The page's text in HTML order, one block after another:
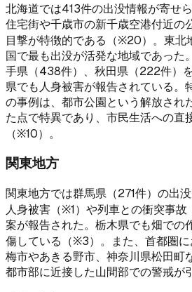
北海道では413件の出没情報が寄せ
住宅街や千歳市の新千歳空港付近の
目撃が特徴的である（※20）。東北
国で最も出没が活発な地域であっ
手県（438件）、秋田県（222件）
県でも人身被害が報告されている。
の事例は、都市公園という解放され
た点で特異であり、市民生活への直
（※10）。
関東地方
関東地方では群馬県（271件）の出
人身被害（※1）や列車との衝突事
案が報告された。栃木県でも畑での
傷している（※3）。また、首都圏
梅市やあきる野市、神奈川県松田町
都市部に近接した山間部での警戒が